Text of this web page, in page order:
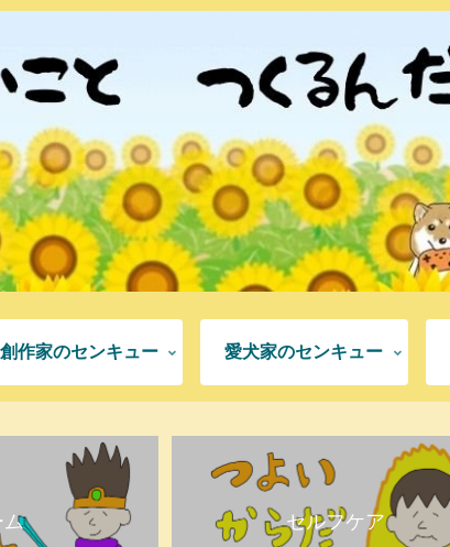
創作家のセンキュー 愛犬家のセンキュー
ム セルフケア